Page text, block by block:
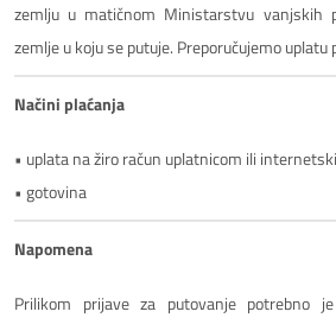
zemlju u matičnom Ministarstvu vanjskih
zemlje u koju se putuje. Preporučujemo
Načini plaćanja
• uplata na žiro račun uplatnicom ili
• gotovina
Napomena
Prilikom prijave za putovanje potrebno